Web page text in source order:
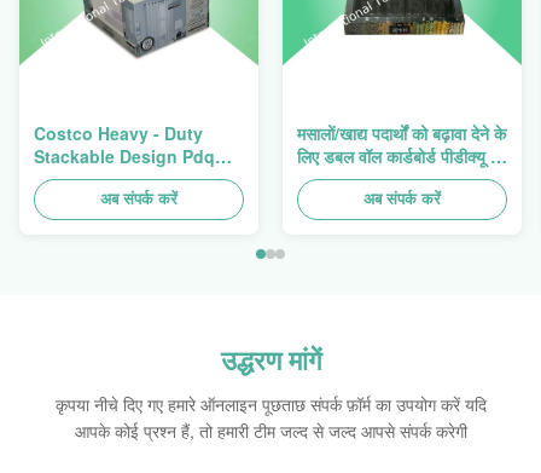
Costco Heavy - Duty
Stackable Design Pdq
Trays To Selling Curtain ,
Load 100kgsअब संपर्क करें
मसालों/खाद्य पदार्थों को बढ़ावा देने के
लिए डबल वॉल कार्डबोर्ड पीडीक्यू ट्रे
हैवी ड्यूटी स्टैकअप
अब संपर्क करें
उद्धरण मांगें
कृपया नीचे दिए गए हमारे ऑनलाइन पूछताछ संपर्क फ़ॉर्म का उपयोग करें यदि
आपके कोई प्रश्न हैं, तो हमारी टीम जल्द से जल्द आपसे संपर्क करेगी